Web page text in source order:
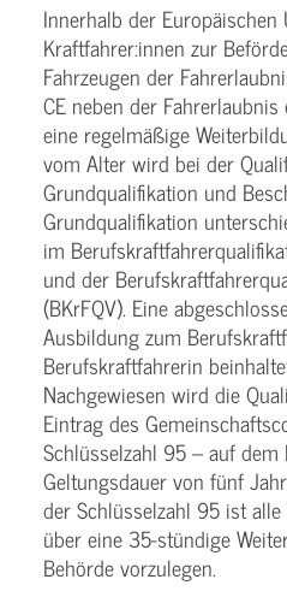
Innerhalb der
Kraftfahrer:innen zur
Fahrzeugen der
CE neben der
eine regelmäßige
vom Alter wird bei der
Grundqualifikation und
Grundqualifikation
im
und der
(BKrFQV). Eine
Ausbildung zum
Berufskraftfahrerin
Nachgewiesen wird die
Eintrag des
Schlüsselzahl 95 – auf
Geltungsdauer von fünf
der Schlüsselzahl 95 ist
über eine 35-stündige
Behörde vorzulegen.